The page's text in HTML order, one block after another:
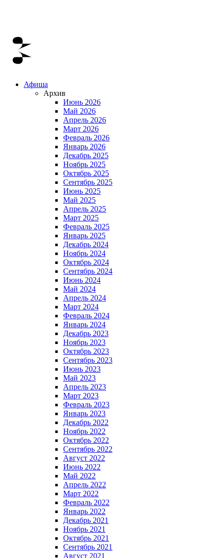
Афиша
Архив
Июнь 2026
Май 2026
Апрель 2026
Март 2026
Февраль 2026
Январь 2026
Декабрь 2025
Ноябрь 2025
Октябрь 2025
Сентябрь 2025
Июнь 2025
Май 2025
Апрель 2025
Март 2025
Февраль 2025
Январь 2025
Декабрь 2024
Ноябрь 2024
Октябрь 2024
Сентябрь 2024
Июнь 2024
Май 2024
Апрель 2024
Март 2024
Февраль 2024
Январь 2024
Декабрь 2023
Ноябрь 2023
Октябрь 2023
Сентябрь 2023
Июнь 2023
Май 2023
Апрель 2023
Март 2023
Февраль 2023
Январь 2023
Декабрь 2022
Ноябрь 2022
Октябрь 2022
Сентябрь 2022
Август 2022
Июнь 2022
Май 2022
Апрель 2022
Март 2022
Февраль 2022
Январь 2022
Декабрь 2021
Ноябрь 2021
Октябрь 2021
Сентябрь 2021
Август 2021